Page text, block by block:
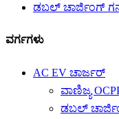
ಡಬಲ್ ಚಾರ್ಜಿಂಗ್
ವರ್ಗಗಳು
AC EV ಚಾರ್ಜರ್
ವಾಣಿಜ್ಯ
ಡಬಲ್